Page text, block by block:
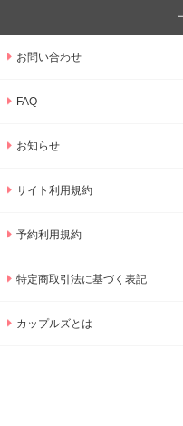
お問い合わせ
FAQ
お知らせ
サイト利用規約
予約利用規約
特定商取引法に基づく表記
カップルズとは